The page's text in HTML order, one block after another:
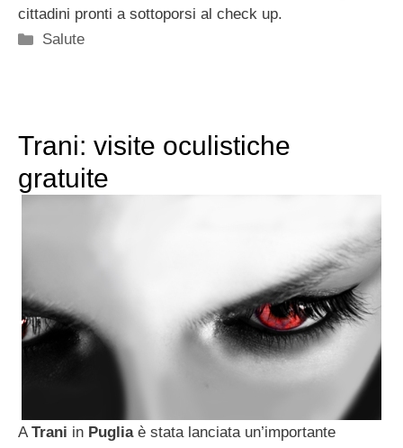
cittadini pronti a sottoporsi al check up.
Categorie
Salute
Trani: visite oculistiche
gratuite
ATrani in Pugliaè stata lanciata un’importante